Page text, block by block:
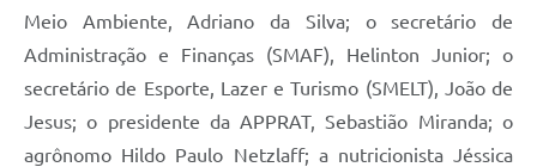
Meio Ambiente, Adriano da Silva; o secretário de
Administração e Finanças (SMAF), Helinton Junior; o
secretário de Esporte, Lazer e Turismo (SMELT), João de
Jesus; o presidente da APPRAT, Sebastião Miranda; o
agrônomo Hildo Paulo Netzlaff; a nutricionista Jéssica